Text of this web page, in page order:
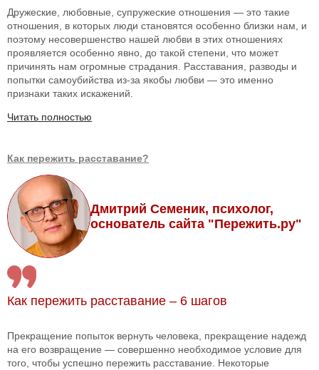
Дружеские, любовные, супружеские отношения — это такие
отношения, в которых люди становятся особенно близки нам, и
поэтому несовершенство нашей любви в этих отношениях
проявляется особенно явно, до такой степени, что может
причинять нам огромные страдания. Расставания, разводы и
попытки самоубийства из-за якобы любви — это именно
признаки таких искажений.
Читать полностью
Как пережить расставание?
Дмитрий Семеник, психолог,
основатель сайта "Пережить.ру"
Как пережить расставание – 6 шагов
Прекращение попыток вернуть человека, прекращение надежд
на его возвращение — совершенно необходимое условие для
того, чтобы успешно пережить расставание. Некоторые